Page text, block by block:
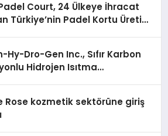
Court, 24 Ülkeye İhracat
Türkiye’nin Padel Kortu Üretim
Hy-Dro-Gen Inc., Sıfır Karbon
Hidrojen Isıtma
Rose kozmetik sektörüne giriş